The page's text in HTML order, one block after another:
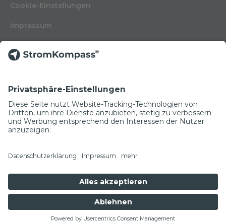
NEWSLETTER
Cookie-Einstellungen
Impressum
Kontakt
Glossar